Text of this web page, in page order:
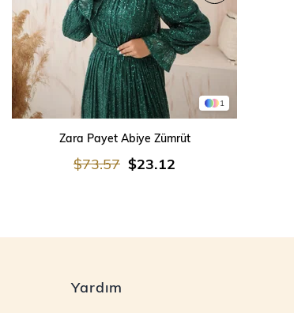
1
SEPETE EKLE
Zara Payet Abiye Zümrüt
$23.12
$73.57
Yardım